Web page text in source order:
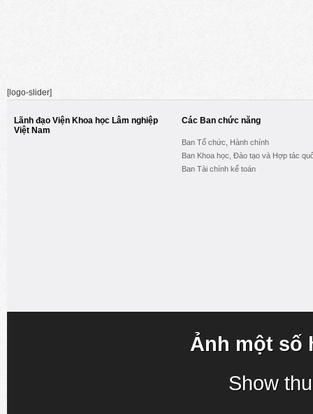
[logo-slider]
Lãnh đạo Viện Khoa học Lâm nghiệp
Việt Nam
Các Ban chức năng
Ban Tổ chức, Hành chính
Ban Khoa học, Đào tạo và Hợp tác
Ban Tài chính kế toán
Ảnh một số
Show